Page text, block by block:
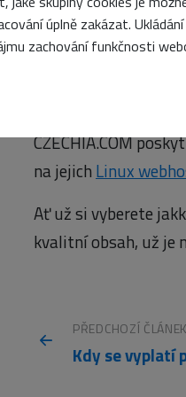
úplně zakázat.
zachování funkčnosti
Pak věnujte pár dní
konkurence musíte
Pro začátečníky
předinstalované. V
CZECHIA.COM
na jejich Linux
Ať už si vyberete
kvalitní obsah, už je
PŘEDCHOZÍ ČLÁNEK